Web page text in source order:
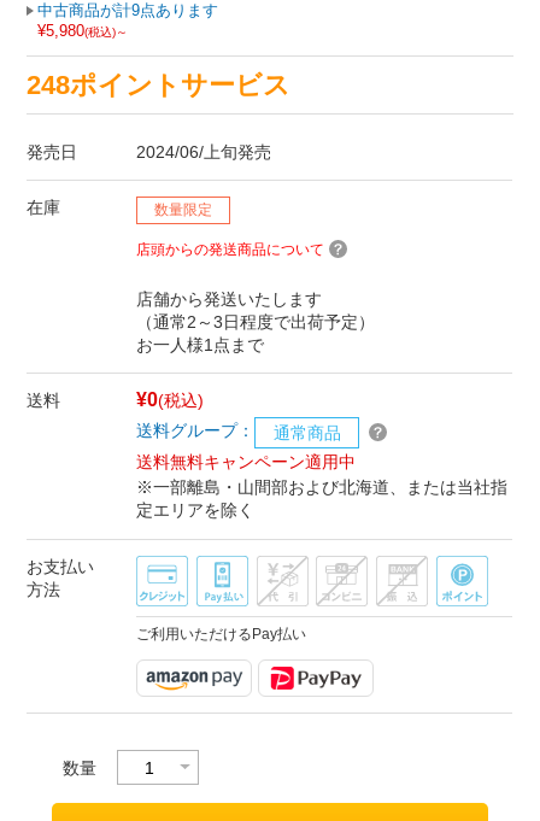
中古商品が計9点あります
¥5,980(税込)～
248ポイントサービス
発売日 2024/06/上旬発売
在庫 数量限定
店頭からの発送商品について
店舗から発送いたします
（通常2～3日程度で出荷予定）
お一人様1点まで
送料 ¥0(税込)
送料グループ：
通常商品
送料無料キャンペーン適用中
※一部離島・山間部および北海道、または当社指
定エリアを除く
お支払い
方法
ご利用いただけるPay払い
数量